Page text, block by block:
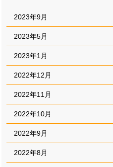
2023年9月
2023年5月
2023年1月
2022年12月
2022年11月
2022年10月
2022年9月
2022年8月